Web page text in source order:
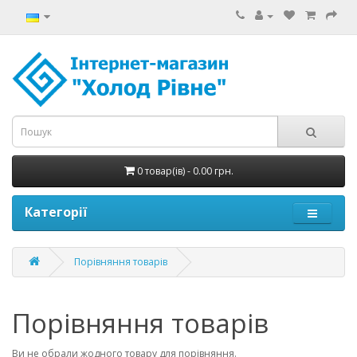
0 товар(ів) - 0.00 грн.
Категорії
Порівняння товарів
Порівняння товарів
Ви не обрали жодного товару для порівняння.